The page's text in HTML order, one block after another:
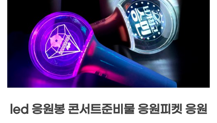
led 응원봉 콘서트준비물 응원피켓 응원